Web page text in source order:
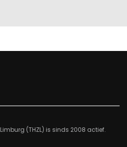
(THZL) is sinds 2008 actief.